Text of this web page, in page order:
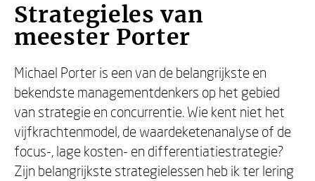
Strategieles van
meester Porter
Michael Porter is een van de belangrijkste en
bekendste managementdenkers op het gebied
van strategie en concurrentie. Wie kent niet het
vijfkrachtenmodel, de waardeketenanalyse of de
focus-, lage kosten- en differentiatiestrategie?
Zijn belangrijkste strategielessen heb ik ter lering